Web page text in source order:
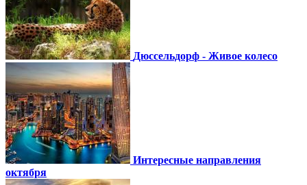
Дюссельдорф - Живое колесо
Интересные направления
октября